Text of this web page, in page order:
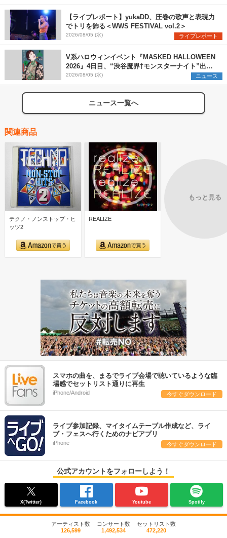
【ライブレポート】yukaDD、圧巻の歌声と表現力
でトリを飾る＜WWS FESTIVAL vol.2＞
2026/08/05 (水) ライブレポート
V系ハロウィンイベント『MASKED HALLOWEEN
2026』4日目、“渋谷魔界†モンスターナイト”出演6
組を発表
2026/08/05 (水) ニュース
ニュース一覧へ
関連商品
テクノ・ノンストップ・ヒ
ッツ2
REALIZE
もっと見る
スマホの曲を、まるでライブ会場で聴いているような臨
場感でセットリスト通りに再生
iPhone/Android 今すぐダウンロード
ライブ参加記録、マイタイムテーブル作成など、ライ
ブ・フェスへ行くためのナビアプリ
iPhone 今すぐダウンロード
公式アカウントをフォローしよう！
X(Twitter) Facebook Youtube Spotify
アーティスト数
126,599
コンサート数
1,492,534
セットリスト数
472,220